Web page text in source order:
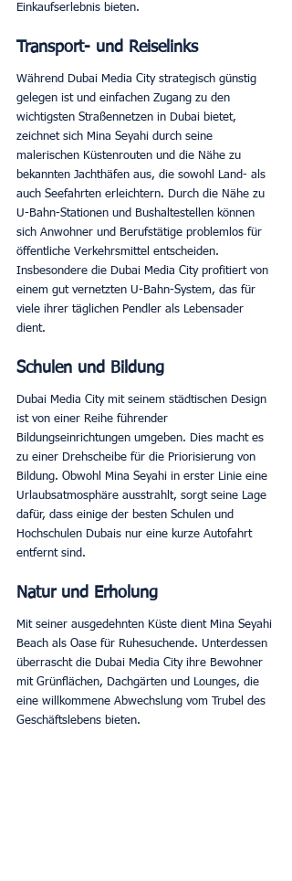
Einkaufserlebnis bieten.
Transport- und Reiselinks
Während Dubai Media City strategisch günstig
gelegen ist und einfachen Zugang zu den
wichtigsten Straßennetzen in Dubai bietet,
zeichnet sich Mina Seyahi durch seine
malerischen Küstenrouten und die Nähe zu
bekannten Jachthäfen aus, die sowohl Land- als
auch Seefahrten erleichtern. Durch die Nähe zu
U-Bahn-Stationen und Bushaltestellen können
sich Anwohner und Berufstätige problemlos für
öffentliche Verkehrsmittel entscheiden.
Insbesondere die Dubai Media City profitiert von
einem gut vernetzten U-Bahn-System, das für
viele ihrer täglichen Pendler als Lebensader
dient.
Schulen und Bildung
Dubai Media City mit seinem städtischen Design
ist von einer Reihe führender
Bildungseinrichtungen umgeben. Dies macht es
zu einer Drehscheibe für die Priorisierung von
Bildung. Obwohl Mina Seyahi in erster Linie eine
Urlaubsatmosphäre ausstrahlt, sorgt seine Lage
dafür, dass einige der besten Schulen und
Hochschulen Dubais nur eine kurze Autofahrt
entfernt sind.
Natur und Erholung
Mit seiner ausgedehnten Küste dient Mina Seyahi
Beach als Oase für Ruhesuchende. Unterdessen
überrascht die Dubai Media City ihre Bewohner
mit Grünflächen, Dachgärten und Lounges, die
eine willkommene Abwechslung vom Trubel des
Geschäftslebens bieten.